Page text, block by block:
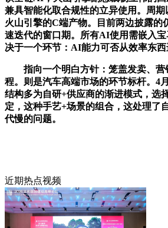
兼具智能化取合规性的立异使用。周期
火山引擎的C端产物。目前两边披露的
速迭代的窗口期。所有AI使用需嵌入
决于一个环节：AI能力可否从效率东西
指向一个明白方针：笼盖发卖、营
程。则是汽车高端市场的环节标杆。4
结构多为自研+供应商的渐进模式，选
定，这种手艺+场景的组合，这处理了
代慢的问题。
近期热点视频